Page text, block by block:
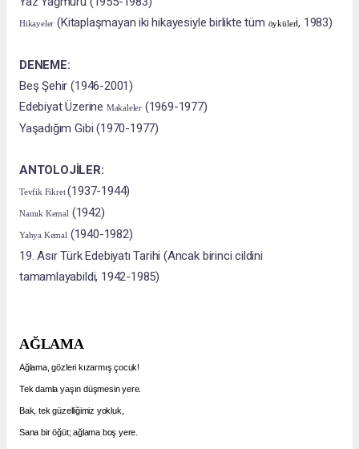
Hikayeler (Kitaplaşmayan iki hikayesiyle birlikte tüm öyküleri, 1983)
DENEME:
Beş Şehir (1946-2001)
Edebiyat Üzerine Makaleler (1969-1977)
Yaşadığım Gibi (1970-1977)
ANTOLOJİLER:
Tevfik Fikret(1937-1944)
Namık Kemal (1942)
Yahya Kemal (1940-1982)
19. Asır Türk Edebiyatı Tarihi (Ancak birinci cildini
tamamlayabildi, 1942-1985)
AĞLAMA
Ağlama, gözleri kızarmış çocuk!
Tek damla yaşın düşmesin yere.
Bak, tek güzelliğimiz yokluk,
Sana bir öğüt; ağlama boş yere.